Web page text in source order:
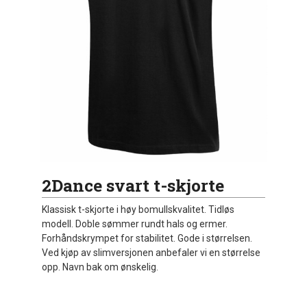
2Dance svart t-skjorte
Klassisk t-skjorte i høy bomullskvalitet. Tidløs
modell. Doble sømmer rundt hals og ermer.
Forhåndskrympet for stabilitet. Gode i størrelsen.
Ved kjøp av slimversjonen anbefaler vi en størrelse
opp. Navn bak om ønskelig.